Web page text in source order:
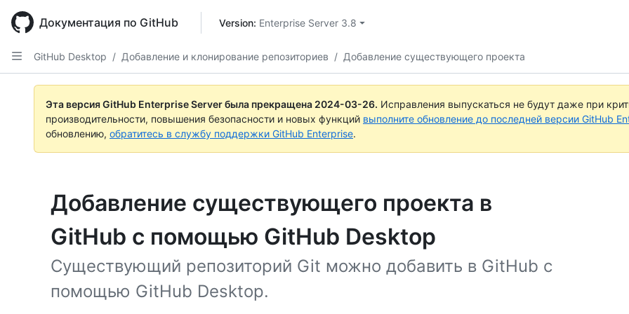
main
content
Документация по GitHub Version: Enterprise Server 3.8
GitHub Desktop / Добавление и клонирование репозиториев / Добавление существующего проекта
Эта версия GitHub Enterprise Server была прекращена 2024-03-26. Исправления выпускаться не будут даже при
производительности, повышения безопасности и новых функций выполните обновление до последней версии GitHub
обновлению, обратитесь в службу поддержки GitHub Enterprise.
Добавление существующего проекта в
GitHub с помощью GitHub Desktop
Существующий репозиторий Git можно добавить в GitHub с
помощью GitHub Desktop.